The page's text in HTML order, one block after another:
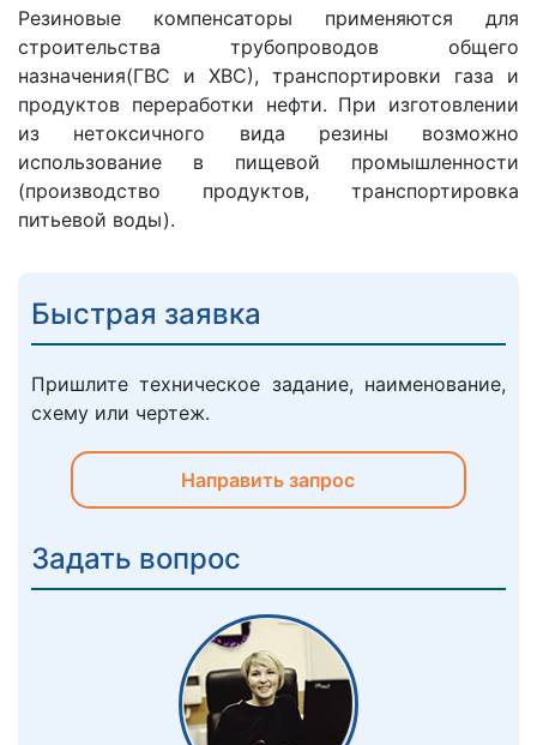
Резиновые компенсаторы применяются для
строительства трубопроводов общего
назначения(ГВС и ХВС), транспортировки газа и
продуктов переработки нефти. При изготовлении
из нетоксичного вида резины возможно
использование в пищевой промышленности
(производство продуктов, транспортировка
питьевой воды).
Быстрая заявка
Пришлите техническое задание, наименование,
схему или чертеж.
Направить запрос
Задать вопрос